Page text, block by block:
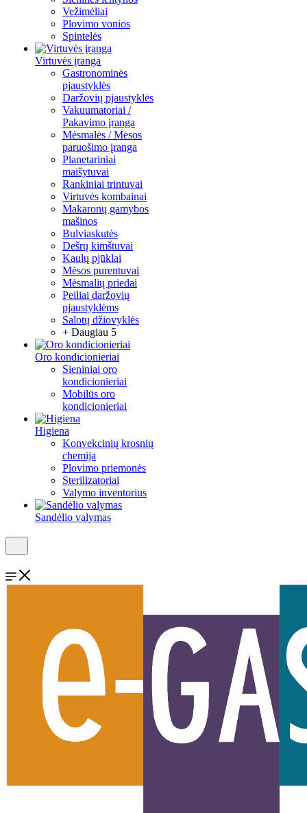
Vežimėliai
Plovimo vonios
Spintelės
Virtuvės įranga
Gastronominės
pjaustyklės
Daržovių pjaustyklės
Vakuumatoriai /
Pakavimo įranga
Mėsmalės / Mėsos
paruošimo įranga
Planetariniai
maišytuvai
Rankiniai trintuvai
Virtuvės kombainai
Makaronų gamybos
mašinos
Bulviaskutės
Dešrų kimštuvai
Kaulų pjūklai
Mėsos purentuvai
Mėsmalių priedai
Peiliai daržovių
pjaustyklėms
Salotų džiovyklės
+ Daugiau 5
Oro kondicionieriai
Sieniniai oro
kondicionieriai
Mobilūs oro
kondicionieriai
Higiena
Konvekcinių krosnių
chemija
Plovimo priemonės
Sterilizatoriai
Valymo inventorius
Sandėlio valymas